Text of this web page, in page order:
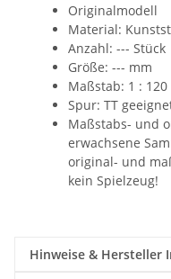
Originalmodell
Material:
Anzahl: --- Stück
Größe: --- mm
Maßstab: 1 : 120
Spur: TT
Maßstabs- und
erwachsene
original- und
kein Spielzeug!
Hinweise & Hersteller